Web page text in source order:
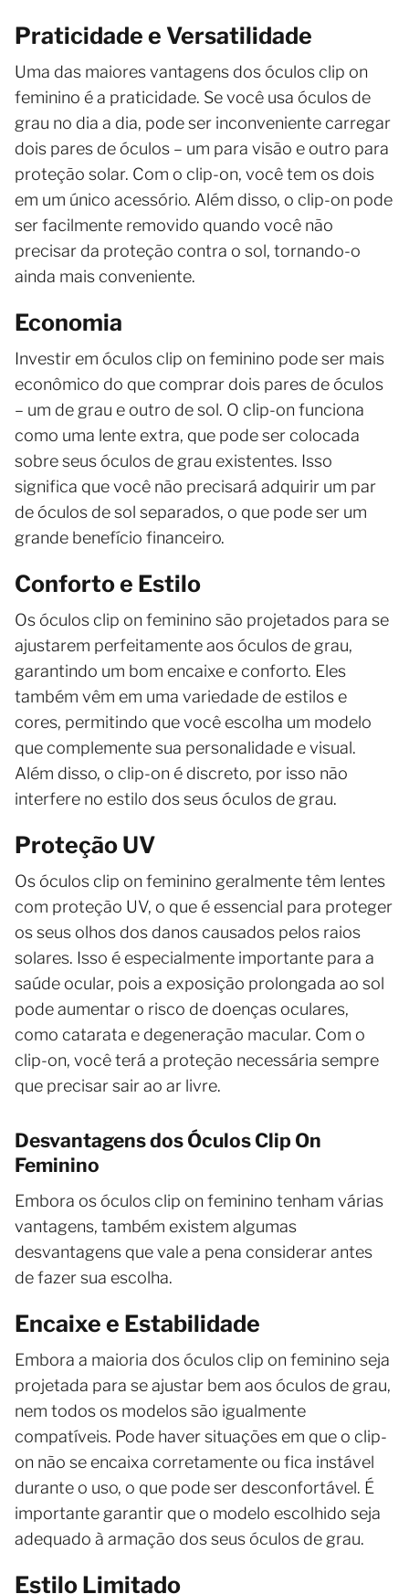
Praticidade e Versatilidade
Uma das maiores vantagens dos óculos clip on
feminino é a praticidade. Se você usa óculos de
grau no dia a dia, pode ser inconveniente carregar
dois pares de óculos – um para visão e outro para
proteção solar. Com o clip-on, você tem os dois
em um único acessório. Além disso, o clip-on pode
ser facilmente removido quando você não
precisar da proteção contra o sol, tornando-o
ainda mais conveniente.
Economia
Investir em óculos clip on feminino pode ser mais
econômico do que comprar dois pares de óculos
– um de grau e outro de sol. O clip-on funciona
como uma lente extra, que pode ser colocada
sobre seus óculos de grau existentes. Isso
significa que você não precisará adquirir um par
de óculos de sol separados, o que pode ser um
grande benefício financeiro.
Conforto e Estilo
Os óculos clip on feminino são projetados para se
ajustarem perfeitamente aos óculos de grau,
garantindo um bom encaixe e conforto. Eles
também vêm em uma variedade de estilos e
cores, permitindo que você escolha um modelo
que complemente sua personalidade e visual.
Além disso, o clip-on é discreto, por isso não
interfere no estilo dos seus óculos de grau.
Proteção UV
Os óculos clip on feminino geralmente têm lentes
com proteção UV, o que é essencial para proteger
os seus olhos dos danos causados pelos raios
solares. Isso é especialmente importante para a
saúde ocular, pois a exposição prolongada ao sol
pode aumentar o risco de doenças oculares,
como catarata e degeneração macular. Com o
clip-on, você terá a proteção necessária sempre
que precisar sair ao ar livre.
Desvantagens dos Óculos Clip On
Feminino
Embora os óculos clip on feminino tenham várias
vantagens, também existem algumas
desvantagens que vale a pena considerar antes
de fazer sua escolha.
Encaixe e Estabilidade
Embora a maioria dos óculos clip on feminino seja
projetada para se ajustar bem aos óculos de grau,
nem todos os modelos são igualmente
compatíveis. Pode haver situações em que o clip-
on não se encaixa corretamente ou fica instável
durante o uso, o que pode ser desconfortável. É
importante garantir que o modelo escolhido seja
adequado à armação dos seus óculos de grau.
Estilo Limitado